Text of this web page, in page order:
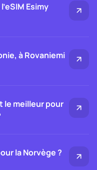
Esimy
à Rovaniemi
le meilleur pour
la Norvège ?